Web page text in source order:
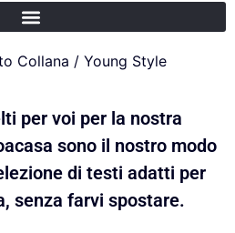
Collana / Young Style
per voi per la nostra
sono il nostro modo
di testi adatti per
senza farvi spostare.